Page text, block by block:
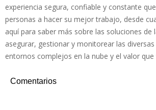
experiencia segura, confiable y constante
personas a hacer su mejor trabajo, desde
aquí para saber más sobre las soluciones de
asegurar, gestionar y monitorear las
entornos complejos en la nube y el valor
Comentarios